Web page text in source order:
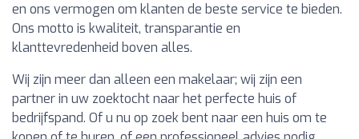
en ons vermogen om klanten de beste service te bieden.
Ons motto is kwaliteit, transparantie en
klanttevredenheid boven alles.
Wij zijn meer dan alleen een makelaar; wij zijn een
partner in uw zoektocht naar het perfecte huis of
bedrijfspand. Of u nu op zoek bent naar een huis om te